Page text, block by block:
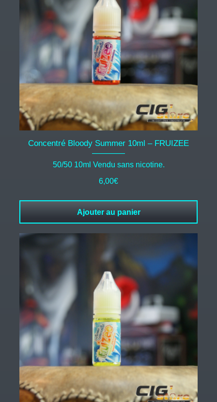
Concentré Bloody Summer 10ml – FRUIZEE
50/50 10ml Vendu sans nicotine.
6,00€
Ajouter au panier